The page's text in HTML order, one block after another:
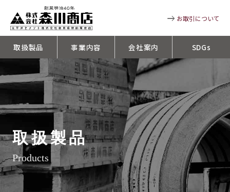
取扱製品 事業内容 会社案内 SDGs
お取引について
取扱製品
Products